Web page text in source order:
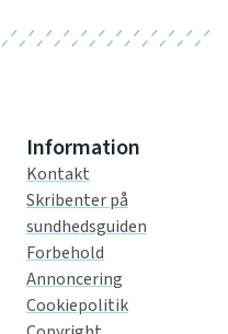
Information
Kontakt
Skribenter på
sundhedsguiden
Forbehold
Annoncering
Cookiepolitik